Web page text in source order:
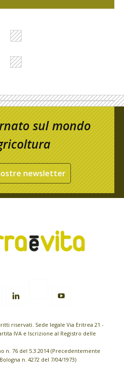
sul mondo
newsletter
riservati. Sede legale Via Eritrea 21 -
IVA e Iscrizione al Registro delle
n. 76 del 5.3.2014 (Precedentemente
n. 4272 del 7/04/1973)